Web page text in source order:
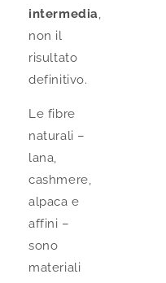
intermedia,
non il
risultato
definitivo.
Le fibre
naturali –
lana,
cashmere,
alpaca e
affini –
sono
materiali